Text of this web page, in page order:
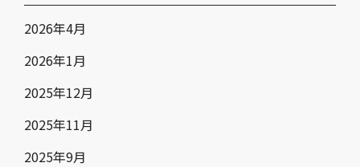
2026年4月
2026年1月
2025年12月
2025年11月
2025年9月